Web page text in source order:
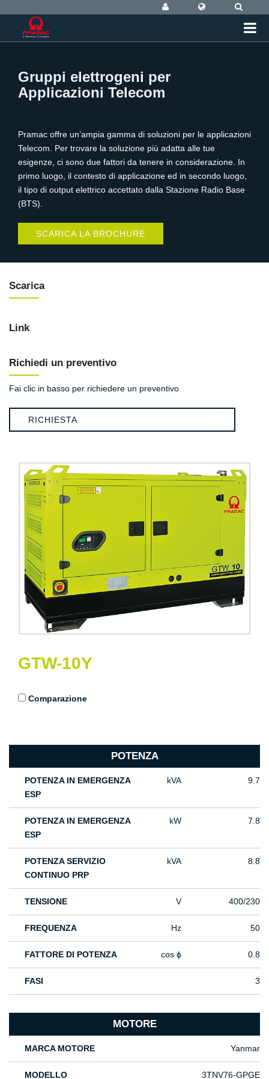
Gruppi elettrogeni per
Applicazioni Telecom
Pramac offre un’ampia gamma di soluzioni per le applicazioni
Telecom. Per trovare la soluzione più adatta alle tue
esigenze, ci sono due fattori da tenere in considerazione. In
primo luogo, il contesto di applicazione ed in secondo luogo,
il tipo di output elettrico accettato dalla Stazione Radio Base
(BTS).
SCARICA LA BROCHURE
Scarica
Link
Richiedi un preventivo
Fai clic in basso per richiedere un preventivo
RICHIESTA
GTW-10Y
Comparazione
POTENZA
POTENZA IN EMERGENZA
ESP
kVA 9.7
POTENZA IN EMERGENZA
ESP
kW 7.8
POTENZA SERVIZIO
CONTINUO PRP
kVA 8.8
TENSIONE V 400/230
FREQUENZA Hz 50
FATTORE DI POTENZA cos ϕ 0.8
FASI 3
MOTORE
MARCA MOTORE Yanmar
MODELLO 3TNV76-GPGE